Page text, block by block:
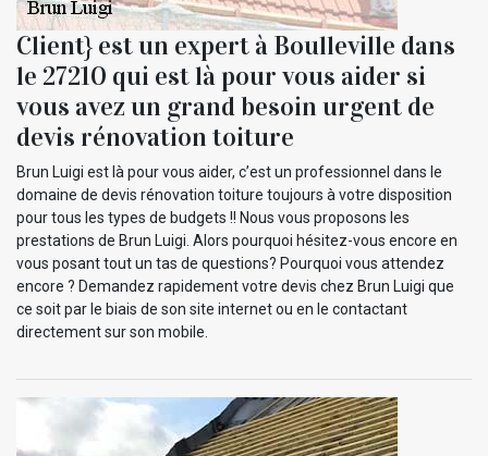
Client} est un expert à Boulleville dans
le 27210 qui est là pour vous aider si
vous avez un grand besoin urgent de
devis rénovation toiture
Brun Luigi est là pour vous aider, c’est un professionnel dans le
domaine de devis rénovation toiture toujours à votre disposition
pour tous les types de budgets !! Nous vous proposons les
prestations de Brun Luigi. Alors pourquoi hésitez-vous encore en
vous posant tout un tas de questions? Pourquoi vous attendez
encore ? Demandez rapidement votre devis chez Brun Luigi que
ce soit par le biais de son site internet ou en le contactant
directement sur son mobile.